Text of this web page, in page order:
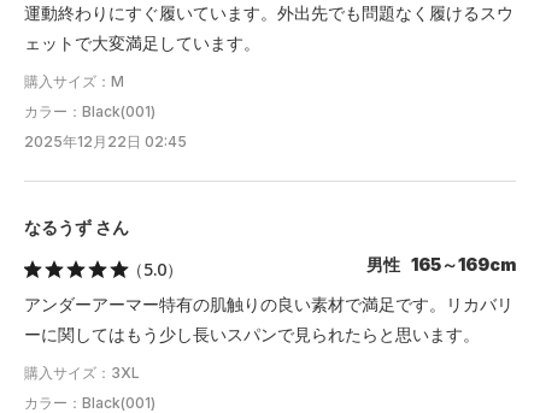
運動終わりにすぐ履いています。外出先でも問題なく履けるスウ
ェットで大変満足しています。
購入サイズ：M
カラー：Black(001)
2025年12月22日 02:45
なるうず さん
（5.0）
男性 165～169cm
アンダーアーマー特有の肌触りの良い素材で満足です。リカバリ
ーに関してはもう少し長いスパンで見られたらと思います。
購入サイズ：3XL
カラー：Black(001)